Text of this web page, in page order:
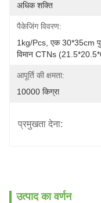
अधिक शक्ति
पैकेजिंग विवरण:
1kg/pcs, एक 30*35cm पु
विमान CTNs
आपूर्ति की क्षमता:
10000 किग्रा
प्रमुखता देना:
उत्पाद का वर्णन